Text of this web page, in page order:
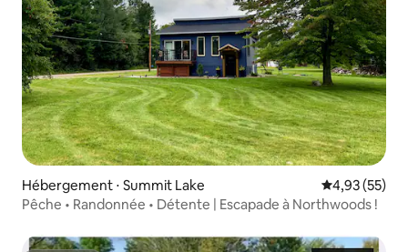
Hébergement ⋅ Summit Lake Évaluation
4,93 (55)
Pêche • Randonnée • Détente | Escapade à Northwoods !